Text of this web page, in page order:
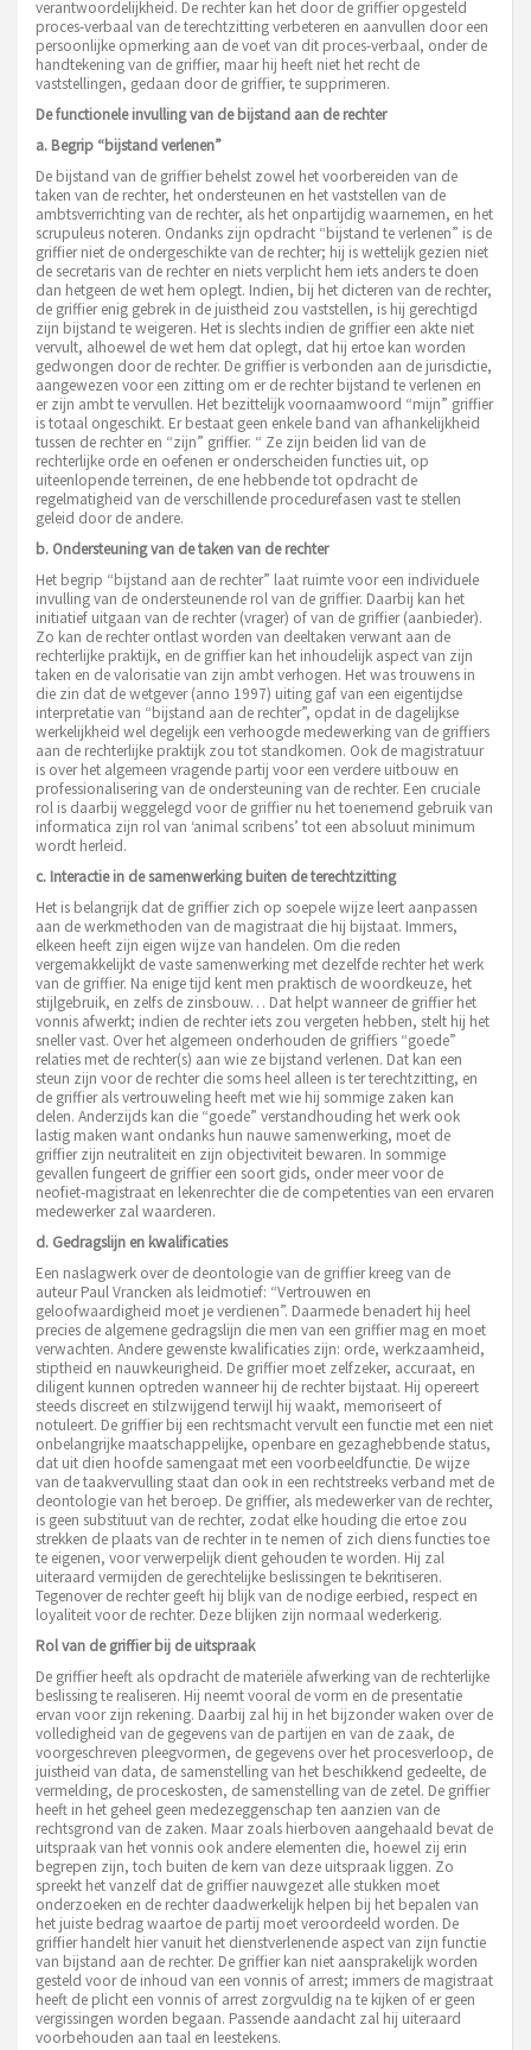
verantwoordelijkheid. De rechter kan het door de griffier opgesteld
proces-verbaal van de terechtzitting verbeteren en aanvullen door een
persoonlijke opmerking aan de voet van dit proces-verbaal, onder de
handtekening van de griffier, maar hij heeft niet het recht de
vaststellingen, gedaan door de griffier, te supprimeren.
De functionele invulling van de bijstand aan de rechter
a. Begrip “bijstand verlenen”
De bijstand van de griffier behelst zowel het voorbereiden van de
taken van de rechter, het ondersteunen en het vaststellen van de
ambtsverrichting van de rechter, als het onpartijdig waarnemen, en het
scrupuleus noteren. Ondanks zijn opdracht “bijstand te verlenen” is de
griffier niet de ondergeschikte van de rechter; hij is wettelijk gezien niet
de secretaris van de rechter en niets verplicht hem iets anders te doen
dan hetgeen de wet hem oplegt. Indien, bij het dicteren van de rechter,
de griffier enig gebrek in de juistheid zou vaststellen, is hij gerechtigd
zijn bijstand te weigeren. Het is slechts indien de griffier een akte niet
vervult, alhoewel de wet hem dat oplegt, dat hij ertoe kan worden
gedwongen door de rechter. De griffier is verbonden aan de jurisdictie,
aangewezen voor een zitting om er de rechter bijstand te verlenen en
er zijn ambt te vervullen. Het bezittelijk voornaamwoord “mijn” griffier
is totaal ongeschikt. Er bestaat geen enkele band van afhankelijkheid
tussen de rechter en “zijn” griffier. “ Ze zijn beiden lid van de
rechterlijke orde en oefenen er onderscheiden functies uit, op
uiteenlopende terreinen, de ene hebbende tot opdracht de
regelmatigheid van de verschillende procedurefasen vast te stellen
geleid door de andere.
b. Ondersteuning van de taken van de rechter
Het begrip “bijstand aan de rechter” laat ruimte voor een individuele
invulling van de ondersteunende rol van de griffier. Daarbij kan het
initiatief uitgaan van de rechter (vrager) of van de griffier (aanbieder).
Zo kan de rechter ontlast worden van deeltaken verwant aan de
rechterlijke praktijk, en de griffier kan het inhoudelijk aspect van zijn
taken en de valorisatie van zijn ambt verhogen. Het was trouwens in
die zin dat de wetgever (anno 1997) uiting gaf van een eigentijdse
interpretatie van “bijstand aan de rechter”, opdat in de dagelijkse
werkelijkheid wel degelijk een verhoogde medewerking van de griffiers
aan de rechterlijke praktijk zou tot standkomen. Ook de magistratuur
is over het algemeen vragende partij voor een verdere uitbouw en
professionalisering van de ondersteuning van de rechter. Een cruciale
rol is daarbij weggelegd voor de griffier nu het toenemend gebruik van
informatica zijn rol van ‘animal scribens’ tot een absoluut minimum
wordt herleid.
c. Interactie in de samenwerking buiten de terechtzitting
Het is belangrijk dat de griffier zich op soepele wijze leert aanpassen
aan de werkmethoden van de magistraat die hij bijstaat. Immers,
elkeen heeft zijn eigen wijze van handelen. Om die reden
vergemakkelijkt de vaste samenwerking met dezelfde rechter het werk
van de griffier. Na enige tijd kent men praktisch de woordkeuze, het
stijlgebruik, en zelfs de zinsbouw… Dat helpt wanneer de griffier het
vonnis afwerkt; indien de rechter iets zou vergeten hebben, stelt hij het
sneller vast. Over het algemeen onderhouden de griffiers “goede”
relaties met de rechter(s) aan wie ze bijstand verlenen. Dat kan een
steun zijn voor de rechter die soms heel alleen is ter terechtzitting, en
de griffier als vertrouweling heeft met wie hij sommige zaken kan
delen. Anderzijds kan die “goede” verstandhouding het werk ook
lastig maken want ondanks hun nauwe samenwerking, moet de
griffier zijn neutraliteit en zijn objectiviteit bewaren. In sommige
gevallen fungeert de griffier een soort gids, onder meer voor de
neofiet-magistraat en lekenrechter die de competenties van een ervaren
medewerker zal waarderen.
d. Gedragslijn en kwalificaties
Een naslagwerk over de deontologie van de griffier kreeg van de
auteur Paul Vrancken als leidmotief: “Vertrouwen en
geloofwaardigheid moet je verdienen”. Daarmede benadert hij heel
precies de algemene gedragslijn die men van een griffier mag en moet
verwachten. Andere gewenste kwalificaties zijn: orde, werkzaamheid,
stiptheid en nauwkeurigheid. De griffier moet zelfzeker, accuraat, en
diligent kunnen optreden wanneer hij de rechter bijstaat. Hij opereert
steeds discreet en stilzwijgend terwijl hij waakt, memoriseert of
notuleert. De griffier bij een rechtsmacht vervult een functie met een niet
onbelangrijke maatschappelijke, openbare en gezaghebbende status,
dat uit dien hoofde samengaat met een voorbeeldfunctie. De wijze
van de taakvervulling staat dan ook in een rechtstreeks verband met de
deontologie van het beroep. De griffier, als medewerker van de rechter,
is geen substituut van de rechter, zodat elke houding die ertoe zou
strekken de plaats van de rechter in te nemen of zich diens functies toe
te eigenen, voor verwerpelijk dient gehouden te worden. Hij zal
uiteraard vermijden de gerechtelijke beslissingen te bekritiseren.
Tegenover de rechter geeft hij blijk van de nodige eerbied, respect en
loyaliteit voor de rechter. Deze blijken zijn normaal wederkerig.
Rol van de griffier bij de uitspraak
De griffier heeft als opdracht de materiële afwerking van de rechterlijke
beslissing te realiseren. Hij neemt vooral de vorm en de presentatie
ervan voor zijn rekening. Daarbij zal hij in het bijzonder waken over de
volledigheid van de gegevens van de partijen en van de zaak, de
voorgeschreven pleegvormen, de gegevens over het procesverloop, de
juistheid van data, de samenstelling van het beschikkend gedeelte, de
vermelding, de proceskosten, de samenstelling van de zetel. De griffier
heeft in het geheel geen medezeggenschap ten aanzien van de
rechtsgrond van de zaken. Maar zoals hierboven aangehaald bevat de
uitspraak van het vonnis ook andere elementen die, hoewel zij erin
begrepen zijn, toch buiten de kern van deze uitspraak liggen. Zo
spreekt het vanzelf dat de griffier nauwgezet alle stukken moet
onderzoeken en de rechter daadwerkelijk helpen bij het bepalen van
het juiste bedrag waartoe de partij moet veroordeeld worden. De
griffier handelt hier vanuit het dienstverlenende aspect van zijn functie
van bijstand aan de rechter. De griffier kan niet aansprakelijk worden
gesteld voor de inhoud van een vonnis of arrest; immers de magistraat
heeft de plicht een vonnis of arrest zorgvuldig na te kijken of er geen
vergissingen worden begaan. Passende aandacht zal hij uiteraard
voorbehouden aan taal en leestekens.